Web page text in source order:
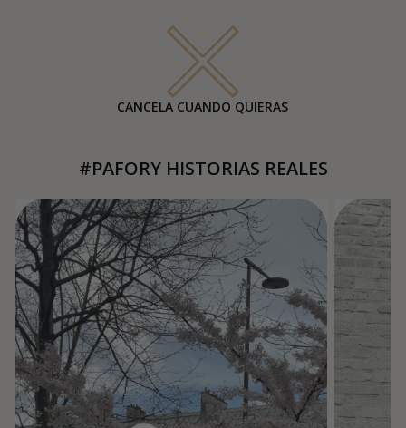
CANCELA CUANDO QUIERAS
#PAFORY HISTORIAS REALES